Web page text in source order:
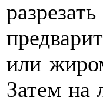
или
Затем на